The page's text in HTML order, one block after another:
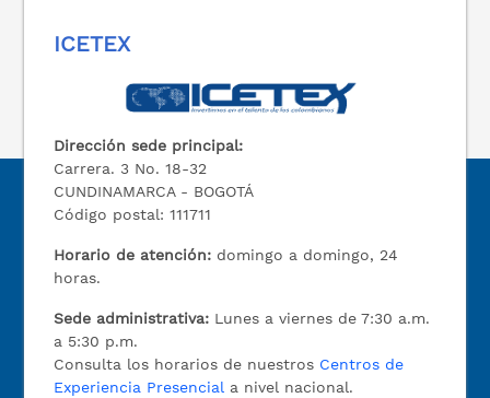
ICETEX
Dirección sede principal:
Carrera. 3 No. 18-32
CUNDINAMARCA - BOGOTÁ
Código postal: 111711
Horario de atención: domingo a domingo, 24
horas.
Sede administrativa: Lunes a viernes de 7:30 a.m.
a 5:30 p.m.
Consulta los horarios de nuestros Centros de
Experiencia Presencial a nivel nacional.